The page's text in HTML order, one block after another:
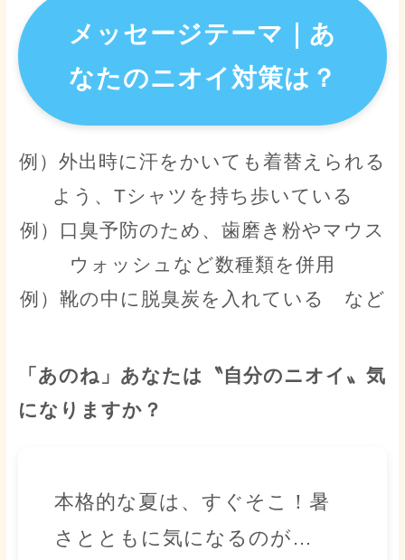
メッセージテーマ｜ あ
なたのニオイ対策は？
例）外出時に汗をかいても着替えられる
よう、Tシャツを持ち歩いている
例）口臭予防のため、歯磨き粉やマウス
ウォッシュなど数種類を併用
例）靴の中に脱臭炭を入れている など
「あのね」 あなたは〝自分のニオイ〟気
になりますか？
本格的な夏は、すぐそこ！暑
さとともに気になるのが…